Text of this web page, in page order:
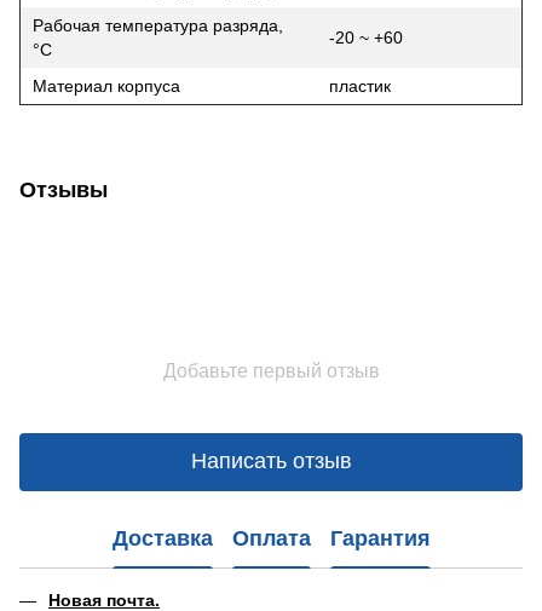
Рабочая температура разряда,
°C
-20 ~ +60
Материал корпуса пластик
Отзывы
Добавьте первый отзыв
Написать отзыв
Доставка Оплата Гарантия
Новая почта.